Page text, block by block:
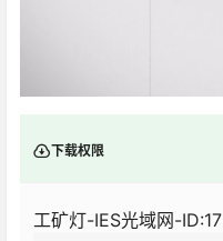
下载权限
工矿灯-IES光域网-